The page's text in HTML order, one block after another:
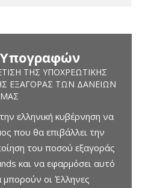
ΤΗΣ ΥΠΟΧΡΕΩΤΙΚΉΣ
ΕΞΑΓΟΡΆΣ ΤΩΝ ΔΑΝΕΊΩΝ
ΜΑΣ
ελληνική κυβέρνηση να
που θα επιβάλλει την
του ποσού εξαγοράς
και να εφαρμόσει αυτό
οι Έλληνες